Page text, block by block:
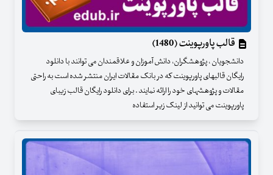
قالب پاورپوینت (1480)
دانشجویان ، پژوهشگران، دانش آموزان و علاقمندان می توانند با دانلود
رایگان قالبهای پاورپوینت که در بانک مقالات ایران منتشر شده است به راحتی
مقالات و پژوهشهای خود را ارائه نمایند . برای دانلود رایگان قالب زیبای
پاورپوینت می توانید از لینک زیر استفاده